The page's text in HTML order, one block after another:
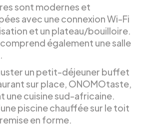
sont modernes et
avec une connexion Wi-Fi
et un plateau/bouilloire.
également une salle
un petit-déjeuner buffet
sur place, ONOMOtaste,
une cuisine sud-africaine.
piscine chauffée sur le toit
en forme.